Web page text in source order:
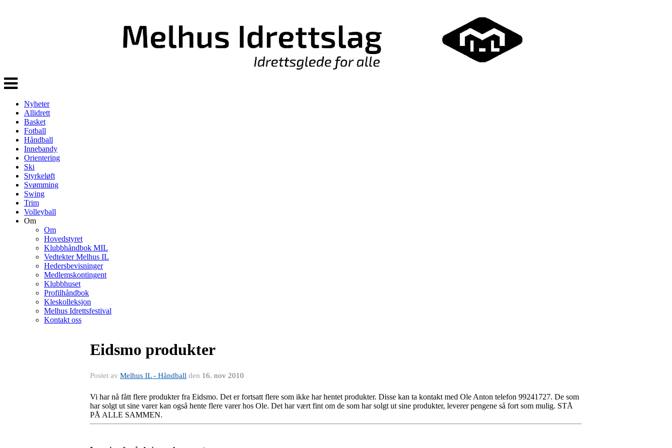
Veksle
navigasjon
Nyheter
Allidrett
Basket
Fotball
Håndball
Innebandy
Orientering
Ski
Styrkeløft
Svømming
Swing
Trim
Volleyball
Om
Om
Hovedstyret
Klubbhåndbok MIL
Vedtekter Melhus IL
Hedersbevisninger
Medlemskontingent
Klubbhuset
Profilhåndbok
Kleskolleksjon
Melhus Idrettsfestival
Kontakt oss
Eidsmo produkter
Postet av Melhus IL - Håndball den 16. nov 2010
Vi har nå fått flere produkter fra Eidsmo. Det er fortsatt flere som ikke har hentet produkter. Disse kan ta kontakt med Ole Anton telefon 99241727. De som
har solgt ut sine varer kan også hente flere varer hos Ole. Det har vært fint om de som har solgt ut sine produkter, leverer pengene så fort som mulig. STÅ
PÅ ALLE SAMMEN.